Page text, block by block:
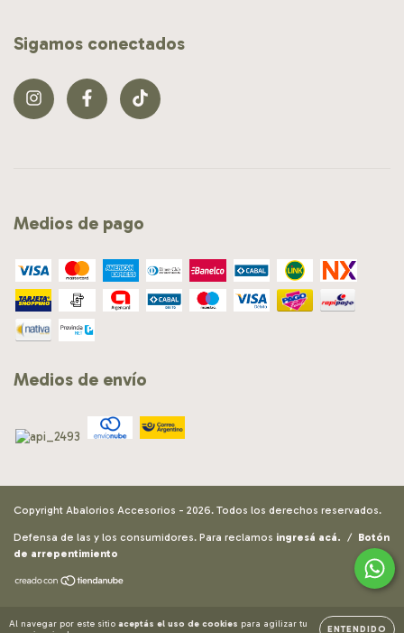
Al navegar por este sitio aceptás el uso de cookies para agilizar tu
ENTENDIDO
Sigamos conectados
Medios de pago
Medios de envío
Copyright Abalorios Accesorios - 2026. Todos los derechos reservados.
Defensa de las y los consumidores. Para reclamos ingresá acá. / Botón
de arrepentimiento